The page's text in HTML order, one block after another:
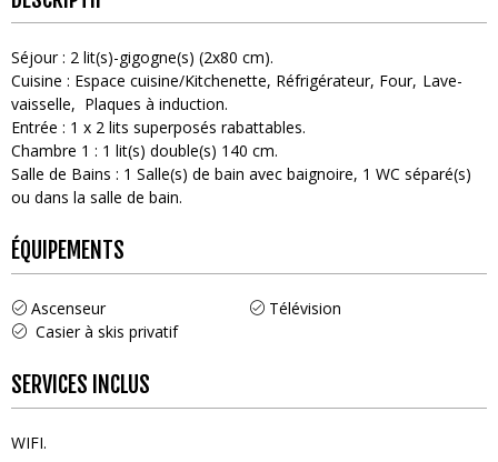
Séjour: 2 lit(s)-gigogne(s) (2x80 cm)
Cuisine : Espace cuisine/Kitchenette Réfrigérateur Four Lave-
vaisselle
Plaques à induction
Entrée : 1 x 2 lits superposés rabattables
Chambre 1 : 1 lit(s) double(s) 140 cm
Salle de Bains : 1 Salle(s) de bain avec baignoire 1 WC séparé(s)
ou dans la salle de bain
ÉQUIPEMENTS
Ascenseur
Télévision
Casier à skis privatif
SERVICES INCLUS
WIFI